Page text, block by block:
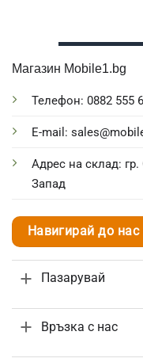
Магазин Mobile1.bg
Телефон: 0882 555
E-mail:
Адрес на склад:
Запад
Навигирай до нас
Пазарувай
Връзка с нас